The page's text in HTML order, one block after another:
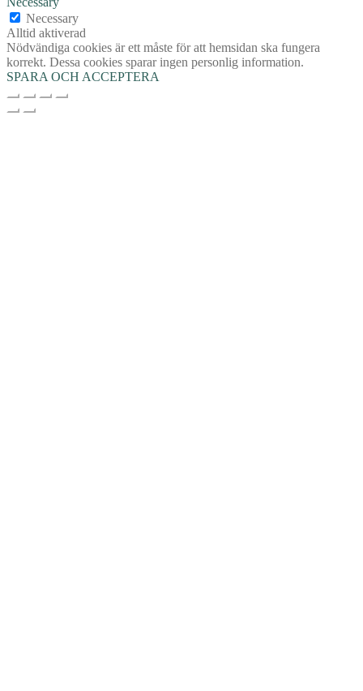
Necessary
Alltid aktiverad
Nödvändiga cookies är ett måste för att hemsidan ska fungera
korrekt. Dessa cookies sparar ingen personlig information.
SPARA OCH ACCEPTERA